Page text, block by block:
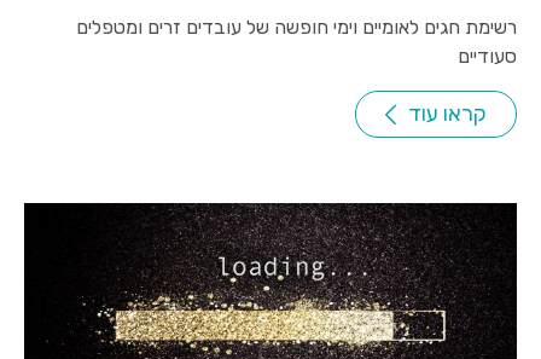
רשימת חגים לאומיים וימי חופשה של עובדים זרים ומטפלים
סעודיים
קראו עוד